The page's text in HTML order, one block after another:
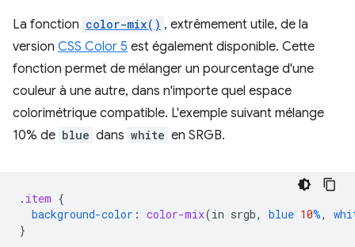
La fonction color-mix() , extrêmement utile, de la
version CSS Color 5 est également disponible. Cette
fonction permet de mélanger un pourcentage d'une
couleur à une autre, dans n'importe quel espace
colorimétrique compatible. L'exemple suivant mélange
10% de blue dans white en SRGB.
. item {
background-color : color-mix(in srgb, blue 10%,
}